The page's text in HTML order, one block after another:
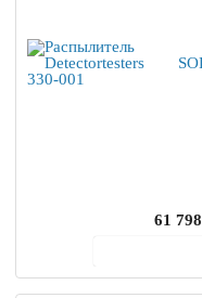
61 798